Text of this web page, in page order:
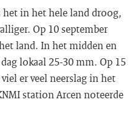
het in het hele land droog,
Op 10 september
land. In het midden en
lokaal 25-30 mm. Op 15
er veel neerslag in het
station Arcen noteerde